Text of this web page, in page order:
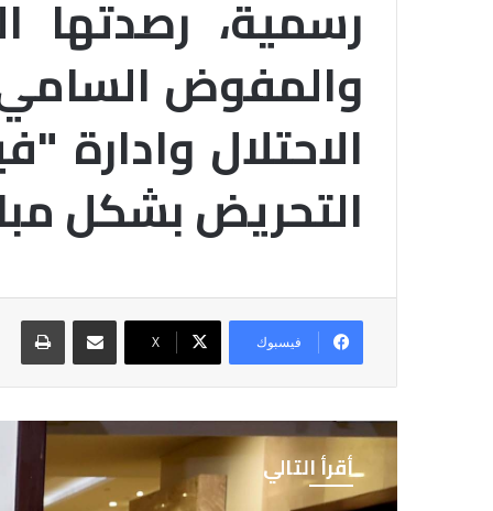
رسمية، رصدتها
والمفوض السامي
الاحتلال
التحريض بشكل
فيسبوك X
مشاركة عبر البريد طباعة
أقرأ التالي